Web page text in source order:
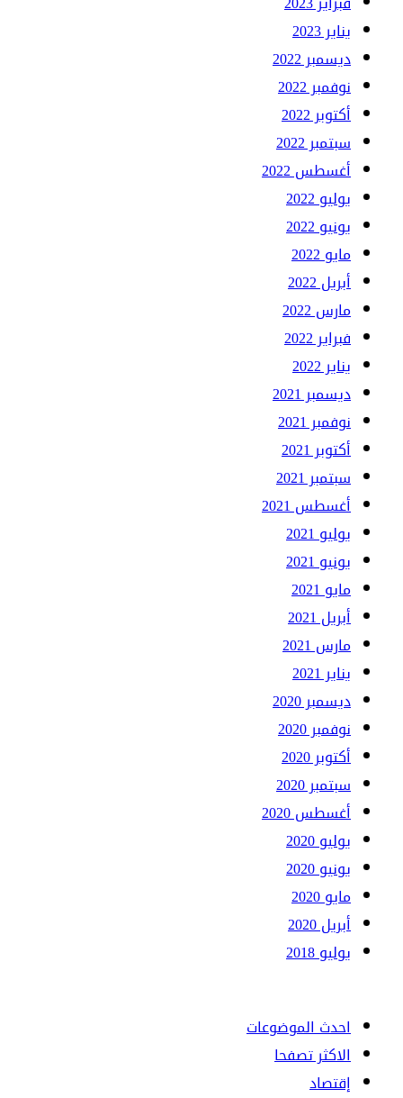
يناير 2023
ديسمبر 2022
نوفمبر 2022
أكتوبر 2022
سبتمبر 2022
أغسطس 2022
يوليو 2022
يونيو 2022
مايو 2022
أبريل 2022
مارس 2022
فبراير 2022
يناير 2022
ديسمبر 2021
نوفمبر 2021
أكتوبر 2021
سبتمبر 2021
أغسطس 2021
يوليو 2021
يونيو 2021
مايو 2021
أبريل 2021
مارس 2021
يناير 2021
ديسمبر 2020
نوفمبر 2020
أكتوبر 2020
سبتمبر 2020
أغسطس 2020
يوليو 2020
يونيو 2020
مايو 2020
أبريل 2020
يوليو 2018
احدث الموضوعات
الاكثر تصفحا
إقتصاد